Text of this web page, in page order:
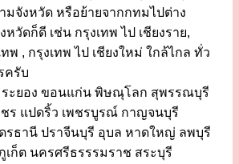
มจังหวัด หรือย้ายจากกทมไปต่าง
หวัดก็ดี เช่น กรุงเทพ ไป เชียงราย,
ทพ , กรุงเทพ ไป เชียงใหม่ ใกล้ไกล ทั่ว
ครับ
ะยอง ขอนแก่น พิษณุโลก สุพรรณบุรี
ร แปดริ้ว เพชรบูรณ์ กาญจนบุรี
รธานี ปราจีนบุรี อุบล หาดใหญ่ ลพบุรี
เก็ต นครศรีธรรรมราช สระบุรี